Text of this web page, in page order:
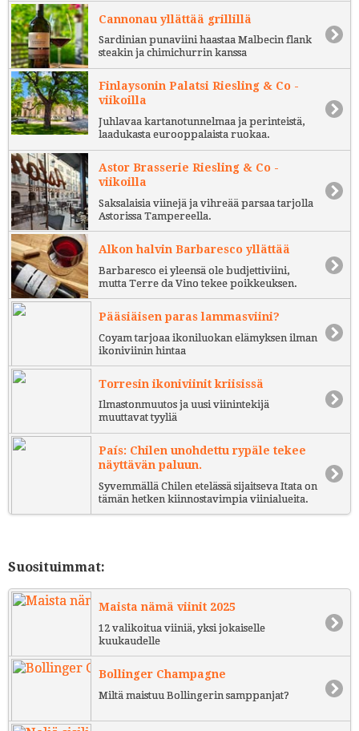
Cannonau yllättää grillillä
Sardinian punaviini haastaa Malbecin flank
steakin ja chimichurrin kanssa
Finlaysonin Palatsi Riesling & Co -
viikoilla
Juhlavaa kartanotunnelmaa ja perinteistä,
laadukasta eurooppalaista ruokaa.
Astor Brasserie Riesling & Co -
viikoilla
Saksalaisia viinejä ja vihreää parsaa tarjolla
Astorissa Tampereella.
Alkon halvin Barbaresco yllättää
Barbaresco ei yleensä ole budjettiviini,
mutta Terre da Vino tekee poikkeuksen.
Pääsiäisen paras lammasviini?
Coyam tarjoaa ikoniluokan elämyksen ilman
ikoniviinin hintaa
Torresin ikoniviinit kriisissä
Ilmastonmuutos ja uusi viinintekijä
muuttavat tyyliä
País: Chilen unohdettu rypäle tekee
näyttävän paluun.
Syvemmällä Chilen etelässä sijaitseva Itata on
tämän hetken kiinnostavimpia viinialueita.
Suosituimmat:
Maista nämä viinit 2025
12 valikoitua viiniä, yksi jokaiselle
kuukaudelle
Bollinger Champagne
Miltä maistuu Bollingerin samppanjat?